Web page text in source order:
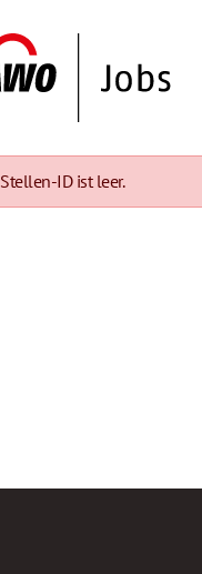
Stellen-ID ist leer.